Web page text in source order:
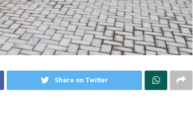
Share on Twitter